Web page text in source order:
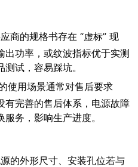
应商的规格书存在 “虚标” 现
功率，或纹波指标优于实测
试，容易踩坑。
使用场景通常对售后要求
有完善的售后体系，电源故障
务，影响生产进度。
的外形尺寸、安装孔位若与